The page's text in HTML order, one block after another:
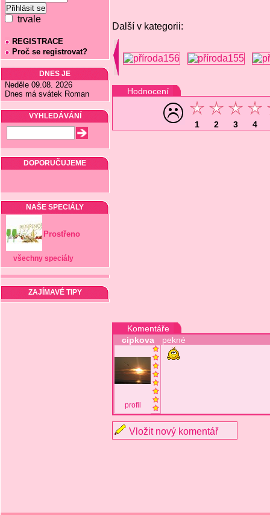
trvale
REGISTRACE
Proč se registrovat?
DNES JE
Neděle 09.08. 2026
Dnes má svátek Roman
VYHLEDÁVÁNÍ
DOPORUČUJEME
NAŠE SPECIÁLY
Prostřeno
všechny speciály
ZAJÍMAVÉ TIPY
Další v kategorii:
Hodnocení
1 2 3 4
Komentáře
cipkova
pekné
profil
Vložit nový komentář